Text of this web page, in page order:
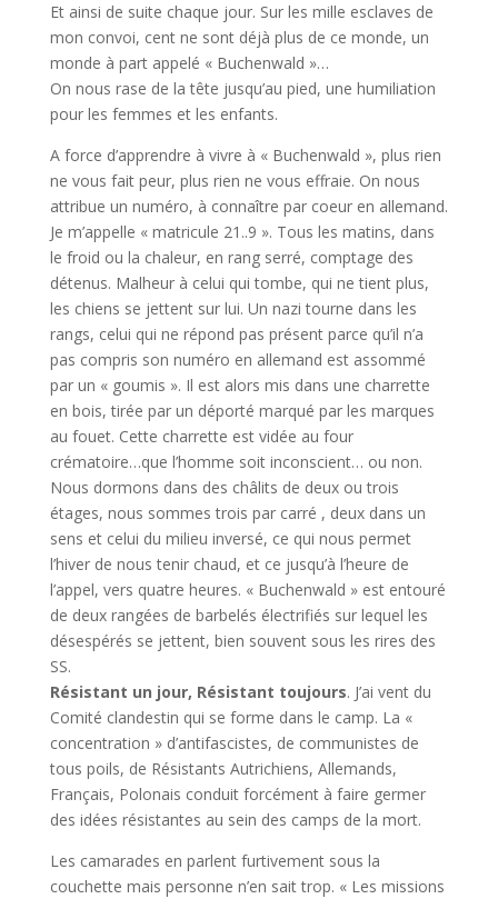
Et ainsi de suite chaque jour. Sur les mille esclaves de
mon convoi, cent ne sont déjà plus de ce monde, un
monde à part appelé « Buchenwald »…
On nous rase de la tête jusqu’au pied, une humiliation
pour les femmes et les enfants.
A force d’apprendre à vivre à « Buchenwald », plus rien
ne vous fait peur, plus rien ne vous effraie. On nous
attribue un numéro, à connaître par coeur en allemand.
Je m’appelle « matricule 21..9 ». Tous les matins, dans
le froid ou la chaleur, en rang serré, comptage des
détenus. Malheur à celui qui tombe, qui ne tient plus,
les chiens se jettent sur lui. Un nazi tourne dans les
rangs, celui qui ne répond pas présent parce qu’il n’a
pas compris son numéro en allemand est assommé
par un « goumis ». Il est alors mis dans une charrette
en bois, tirée par un déporté marqué par les marques
au fouet. Cette charrette est vidée au four
crématoire…que l’homme soit inconscient… ou non.
Nous dormons dans des châlits de deux ou trois
étages, nous sommes trois par carré , deux dans un
sens et celui du milieu inversé, ce qui nous permet
l’hiver de nous tenir chaud, et ce jusqu’à l’heure de
l’appel, vers quatre heures. « Buchenwald » est entouré
de deux rangées de barbelés électrifiés sur lequel les
désespérés se jettent, bien souvent sous les rires des
SS.
Résistant un jour, Résistant toujours. J’ai vent du
Comité clandestin qui se forme dans le camp. La «
concentration » d’antifascistes, de communistes de
tous poils, de Résistants Autrichiens, Allemands,
Français, Polonais conduit forcément à faire germer
des idées résistantes au sein des camps de la mort.
Les camarades en parlent furtivement sous la
couchette mais personne n’en sait trop. « Les missions